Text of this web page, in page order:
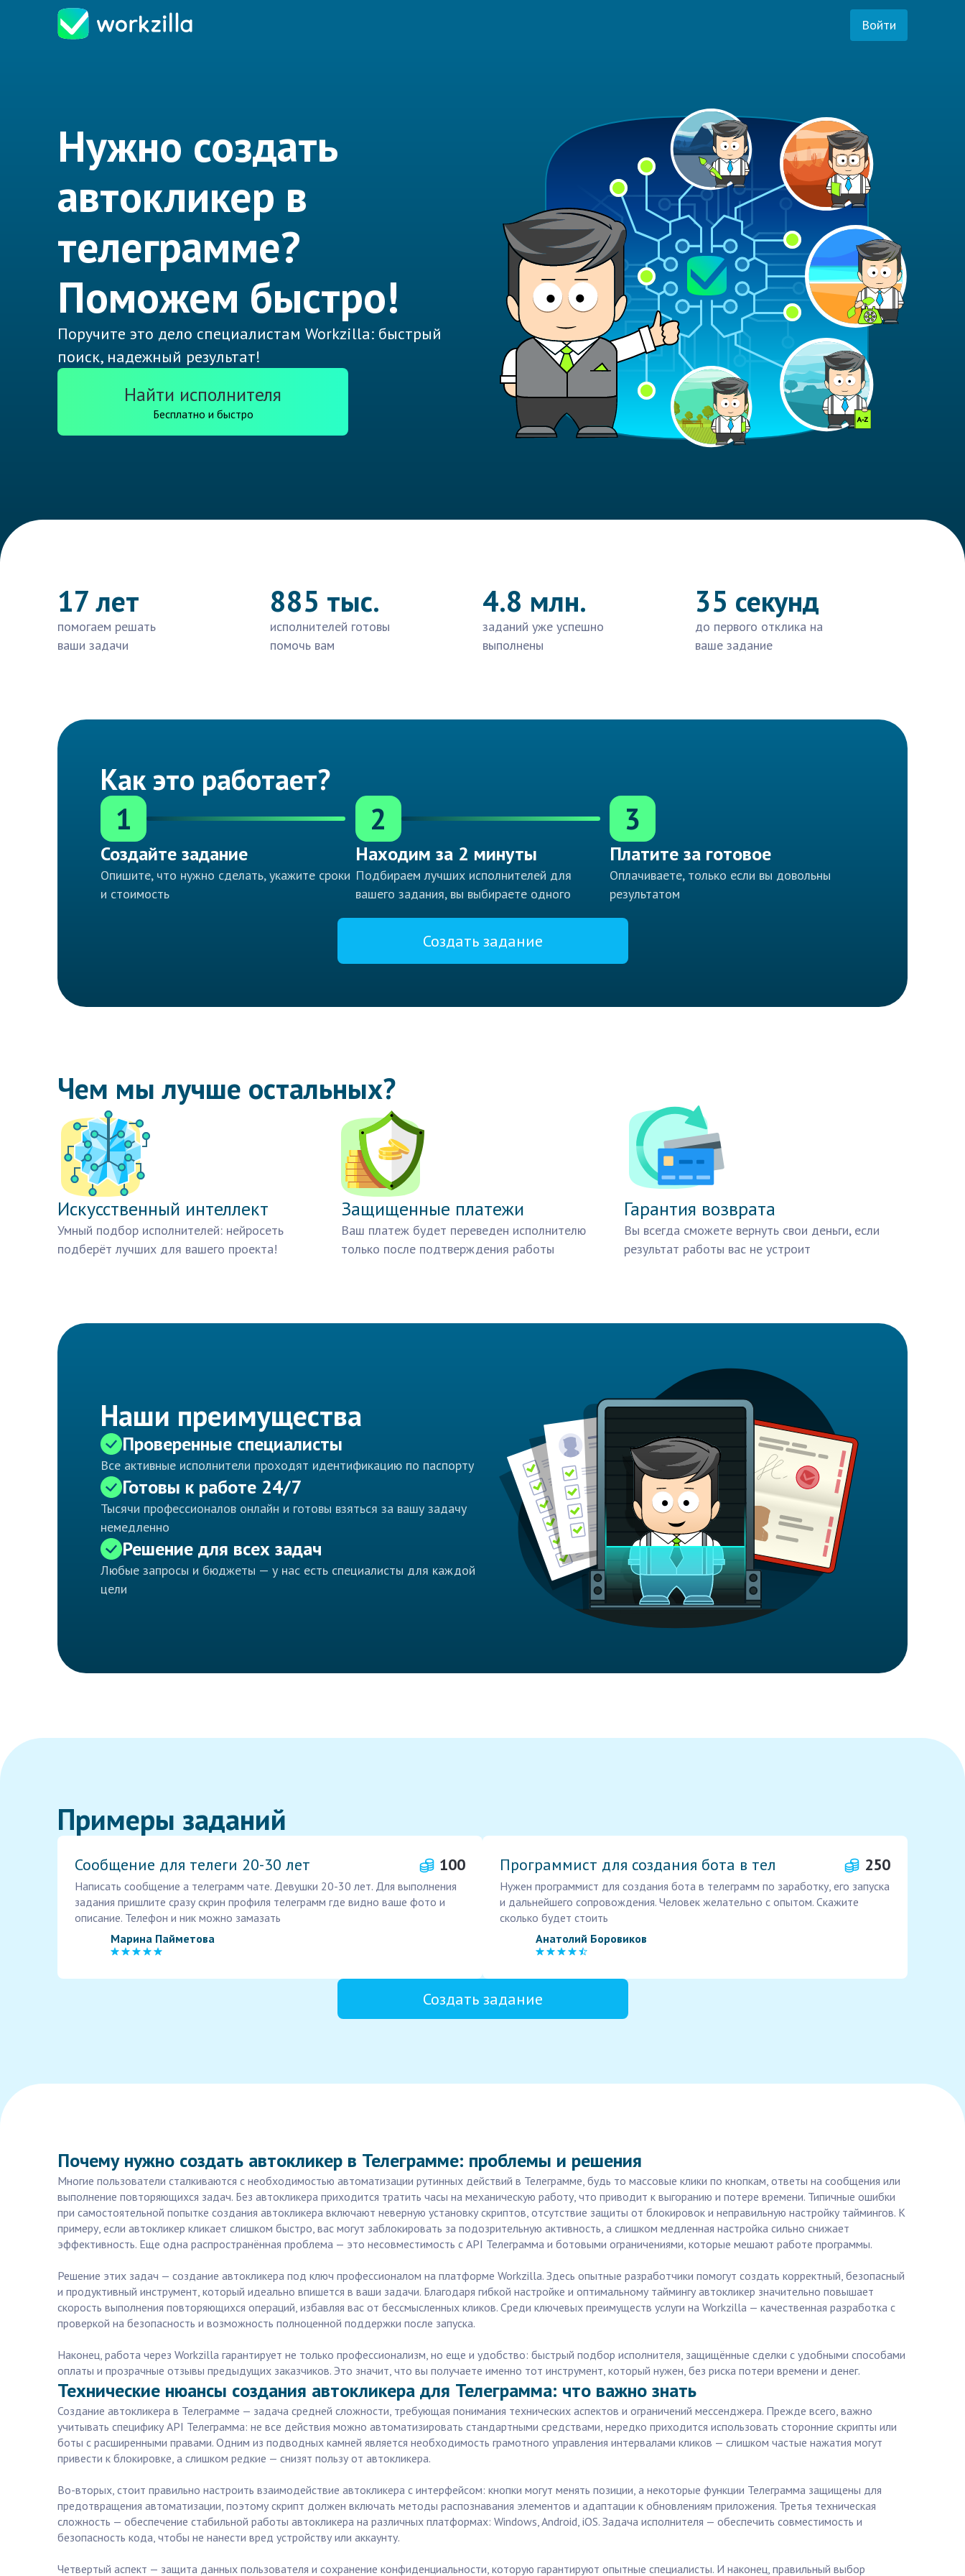
Войти
Нужно создать
автокликер в
телеграмме?
Поможем быстро!
Поручите это дело специалистам Workzilla: быстрый
поиск, надежный результат!
Найти исполнителя
Бесплатно и быстро
17 лет
помогаем решать
ваши задачи
885 тыс.
исполнителей готовы
помочь вам
4.8 млн.
заданий уже успешно
выполнены
35 секунд
до первого отклика на
ваше задание
Как это работает?
1
Создайте задание
Опишите, что нужно сделать, укажите сроки
и стоимость
2
Находим за 2 минуты
Подбираем лучших исполнителей для
вашего задания, вы выбираете одного
3
Платите за готовое
Оплачиваете, только если вы довольны
результатом
Создать задание
Чем мы лучше остальных?
Искусственный интеллект
Умный подбор исполнителей: нейросеть
подберёт лучших для вашего проекта!
Защищенные платежи
Ваш платеж будет переведен исполнителю
только после подтверждения работы
Гарантия возврата
Вы всегда сможете вернуть свои деньги, если
результат работы вас не устроит
Наши преимущества
Проверенные специалисты
Все активные исполнители проходят идентификацию по паспорту
Готовы к работе 24/7
Тысячи профессионалов онлайн и готовы взяться за вашу задачу
немедленно
Решение для всех задач
Любые запросы и бюджеты — у нас есть специалисты для каждой
цели
Примеры заданий
Сообщение для телеги 20-30 лет 100
Написать сообщение а телеграмм чате. Девушки 20-30 лет. Для выполнения
задания пришлите сразу скрин профиля телеграмм где видно ваше фото и
описание. Телефон и ник можно замазать
Марина Пайметова
Программист для создания бота в тел 250
Нужен программист для создания бота в телеграмм по заработку, его запуска
и дальнейшего сопровождения. Человек желательно с опытом. Скажите
сколько будет стоить
Анатолий Боровиков
Создать задание
Почему нужно создать автокликер в Телеграмме: проблемы и решения
Многие пользователи сталкиваются с необходимостью автоматизации рутинных действий в Телеграмме, будь то массовые клики по кнопкам, ответы на сообщения или
выполнение повторяющихся задач. Без автокликера приходится тратить часы на механическую работу, что приводит к выгоранию и потере времени. Типичные ошибки
при самостоятельной попытке создания автокликера включают неверную установку скриптов, отсутствие защиты от блокировок и неправильную настройку таймингов. К
примеру, если автокликер кликает слишком быстро, вас могут заблокировать за подозрительную активность, а слишком медленная настройка сильно снижает
эффективность. Еще одна распространённая проблема — это несовместимость с API Телеграмма и ботовыми ограничениями, которые мешают работе программы.
Решение этих задач — создание автокликера под ключ профессионалом на платформе Workzilla. Здесь опытные разработчики помогут создать корректный, безопасный
и продуктивный инструмент, который идеально впишется в ваши задачи. Благодаря гибкой настройке и оптимальному таймингу автокликер значительно повышает
скорость выполнения повторяющихся операций, избавляя вас от бессмысленных кликов. Среди ключевых преимуществ услуги на Workzilla — качественная разработка с
проверкой на безопасность и возможность полноценной поддержки после запуска.
Наконец, работа через Workzilla гарантирует не только профессионализм, но еще и удобство: быстрый подбор исполнителя, защищённые сделки с удобными способами
оплаты и прозрачные отзывы предыдущих заказчиков. Это значит, что вы получаете именно тот инструмент, который нужен, без риска потери времени и денег.
Технические нюансы создания автокликера для Телеграмма: что важно знать
Создание автокликера в Телеграмме — задача средней сложности, требующая понимания технических аспектов и ограничений мессенджера. Прежде всего, важно
учитывать специфику API Телеграмма: не все действия можно автоматизировать стандартными средствами, нередко приходится использовать сторонние скрипты или
боты с расширенными правами. Одним из подводных камней является необходимость грамотного управления интервалами кликов — слишком частые нажатия могут
привести к блокировке, а слишком редкие — снизят пользу от автокликера.
Во-вторых, стоит правильно настроить взаимодействие автокликера с интерфейсом: кнопки могут менять позиции, а некоторые функции Телеграмма защищены для
предотвращения автоматизации, поэтому скрипт должен включать методы распознавания элементов и адаптации к обновлениям приложения. Третья техническая
сложность — обеспечение стабильной работы автокликера на различных платформах: Windows, Android, iOS. Задача исполнителя — обеспечить совместимость и
безопасность кода, чтобы не нанести вред устройству или аккаунту.
Четвертый аспект — защита данных пользователя и сохранение конфиденциальности, которую гарантируют опытные специалисты. И наконец, правильный выбор